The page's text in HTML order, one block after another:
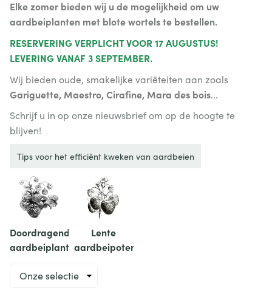
Elke zomer bieden wij u de mogelijkheid om uw
aardbeiplanten met blote wortels te bestellen.
RESERVERING VERPLICHT VOOR 17 AUGUSTUS!
LEVERING VANAF 3 SEPTEMBER.
Wij bieden oude, smakelijke variëteiten aan zoals
Gariguette, Maestro, Cirafine, Mara des bois...
Schrijf u in op onze nieuwsbrief om op de hoogte te
blijven!
Tips voor het efficiënt kweken van aardbeien
Subcategorieën
Doordragende
aardbeiplanten
Lente
aardbeipoten